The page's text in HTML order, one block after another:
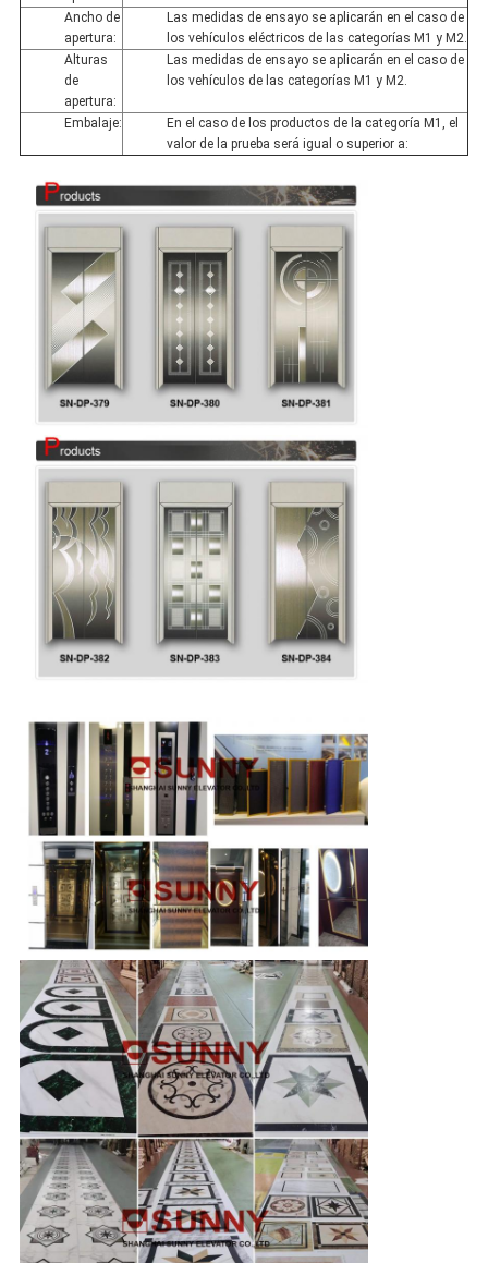
Ancho de
apertura:
Las medidas de ensayo se aplicarán en el caso de
los vehículos eléctricos de las categorías M1 y M2.
Alturas
de
apertura:
Las medidas de ensayo se aplicarán en el caso de
los vehículos de las categorías M1 y M2.
Embalaje:
En el caso de los productos de la categoría M1, el
valor de la prueba será igual o superior a: